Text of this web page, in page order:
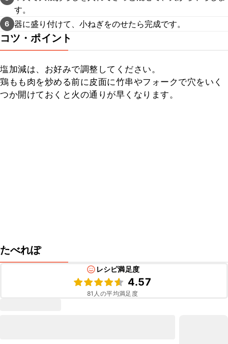
す。
6 器に盛り付けて、小ねぎをのせたら完成です。
コツ・ポイント
塩加減は、お好みで調整してください。
鶏もも肉を炒める前に皮面に竹串やフォークで穴をいく
つか開けておくと火の通りが早くなります。
たべれぽ
レシピ満足度
4.57
81 人の平均満足度